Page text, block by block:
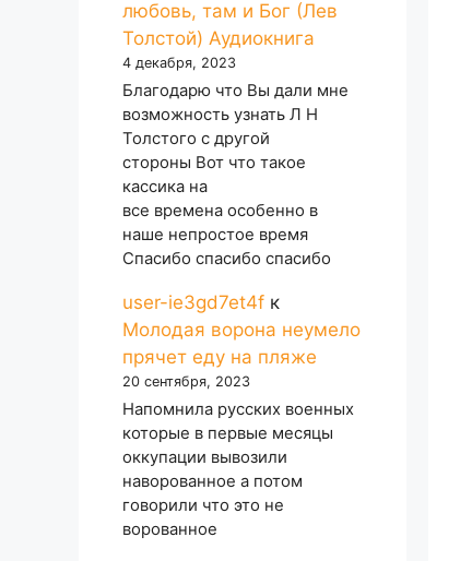
любовь, там и Бог (Лев
Толстой) Аудиокнига
4 декабря, 2023
Благодарю что Вы дали мне
возможность узнать Л Н
Толстого с другой
стороны Вот что такое
кассика на
все времена особенно в
наше непростое время
Спасибо спасибо спасибо
user-ie3gd7et4f к
Молодая ворона неумело
прячет еду на пляже
20 сентября, 2023
Напомнила русских военных
которые в первые месяцы
оккупации вывозили
наворованное а потом
говорили что это не
ворованное